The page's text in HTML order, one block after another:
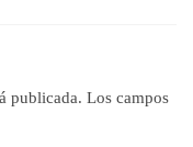
publicada. Los campos